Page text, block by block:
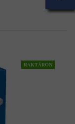
RAKTÁRON